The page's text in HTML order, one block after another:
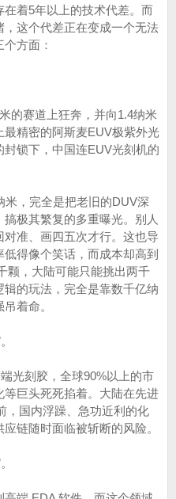
着5年以上的技术代差。而
，这个代差正在变成一个无法
方面：
的赛道上狂奔，并向1.4纳米
精密的阿斯麦EUV极紫外光
锁下，中国连EUV光刻机的
米，完全是把老旧的DUV深
极其繁复的多重曝光。别人
准、画四五次才行。这也导
得像个笑话，而成本却高到
颗，大陆可能只能挑出两千
的玩法，完全是靠数千亿纳
着命。
光刻胶，全球90%以上的市
巨头死死掐着。大陆在先进
，国内浮躁、急功近利的化
链随时面临被斩断的风险。